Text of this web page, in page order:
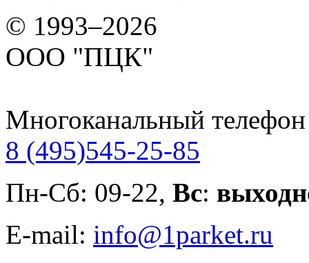
© 1993–2026
ООО "ПЦК"
Многоканальный телефон
8 (495)545-25-85
Пн-Сб: 09-22, Вс:
E-mail: info@1parket.ru